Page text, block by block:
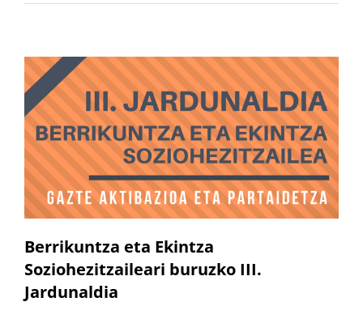
Berrikuntza eta Ekintza
Soziohezitzaileari buruzko III.
Jardunaldia